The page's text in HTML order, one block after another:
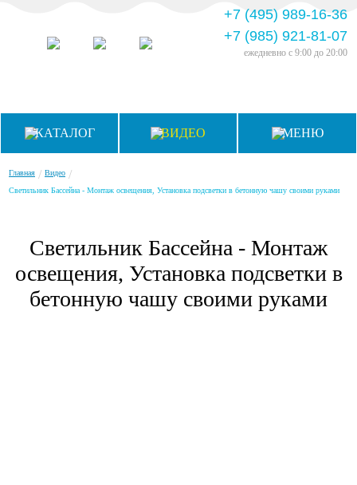
+7 (495) 989-16-36
+7 (985) 921-81-07
ежедневно с 9:00 до 20:00
КАТАЛОГ ВИДЕО МЕНЮ
Главная / Видео /
Светильник Бассейна - Монтаж освещения, Установка подсветки в бетонную чашу своими руками
Светильник Бассейна - Монтаж
освещения, Установка подсветки в
бетонную чашу своими руками